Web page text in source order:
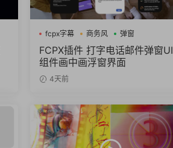
fcpx字幕 商务风 弹窗
FCPX插件 打字电话邮件弹窗UI
组件画中画浮窗界面
4天前